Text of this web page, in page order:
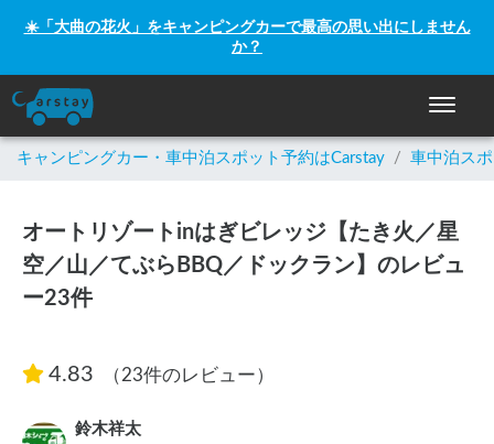
☀️「大曲の花火」をキャンピングカーで最高の思い出にしません
か？
ナビゲ
キャンピングカー・車中泊スポット予約はCarstay / 車中泊ス
オートリゾートinはぎビレッジ【たき火／星
空／山／てぶらBBQ／ドックラン】のレビュ
ー23件
4.83 （23件のレビュー）
鈴木祥太